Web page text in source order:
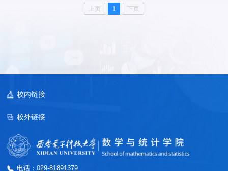
上页 1 下页
电话：029-81891379
校内链接
校外链接